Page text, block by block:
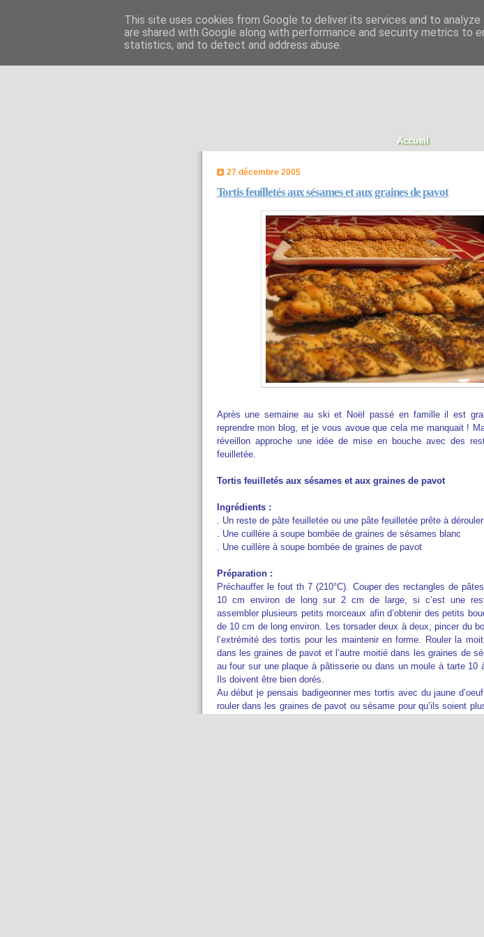
Accueil
27 décembre 2005
Tortis feuilletés aux sésames et aux graines de pavot
Après une semaine au ski et Noël passé en famille il est
reprendre mon blog, et je vous avoue que cela me manquait !
réveillon approche une idée de mise en bouche avec des
feuilletée.
Tortis feuilletés aux sésames et aux graines de pavot
Ingrédients :
. Un reste de pâte feuilletée ou une pâte feuilletée prête à dérouler
. Une cuillère à soupe bombée de graines de sésames blanc
. Une cuillère à soupe bombée de graines de pavot
Préparation :
Préchauffer le fout th 7 (210°C). Couper des rectangles de
10 cm environ de long sur 2 cm de large, si c’est une
assembler plusieurs petits morceaux afin d’obtenir des petits
de 10 cm de long environ. Les torsader deux à deux, pincer du
l’extrémité des tortis pour les maintenir en forme. Rouler la
dans les graines de pavot et l’autre moitié dans les graines de
au four sur une plaque à pâtisserie ou dans un moule à tarte 10
Ils doivent être bien dorés.
Au début je pensais badigeonner mes tortis avec du jaune
rouler dans les graines de pavot ou sésame pour qu’ils soient
This site uses cookies from Google to deliver its services and to
are shared with Google along with performance and security metrics to
statistics, and to detect and address abuse.